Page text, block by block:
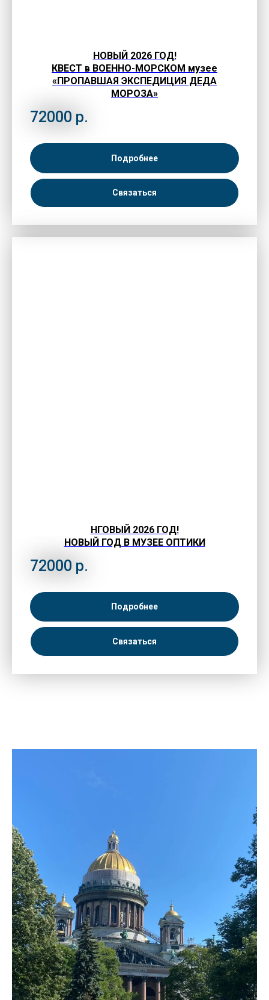
НОВЫЙ 2026 ГОД!
КВЕСТ в ВОЕННО-МОРСКОМ музее
«ПРОПАВШАЯ ЭКСПЕДИЦИЯ ДЕДА
МОРОЗА»
72000 р.
Подробнее
Связаться
НГОВЫЙ 2026 ГОД!
НОВЫЙ ГОД В МУЗЕЕ ОПТИКИ
72000 р.
Подробнее
Связаться